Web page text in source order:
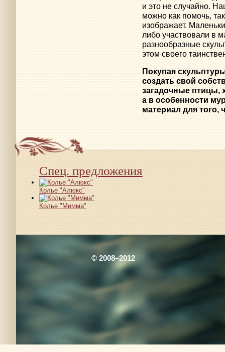
и это не случайно.
можно как помочь,
изображает.
либо участвовали в
разнообразные
этом своего
Покупая
создать свой
загадочные птицы,
а в особенности
материал для того,
Спец. предложения
Колье "Алюкс"
Колье "Мимма"
© 2008–2012